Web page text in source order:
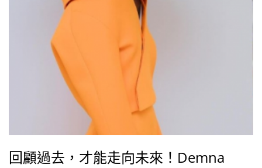
回顧過去，才能走向未來！Demna